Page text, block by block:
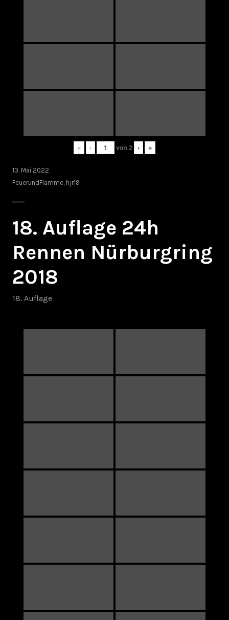
« ‹ von 2 › »
13. Mai 2022
FeuerundFlamme hjr19
18. Auflage 24h
Rennen Nürburgring
2018
18. Auflage